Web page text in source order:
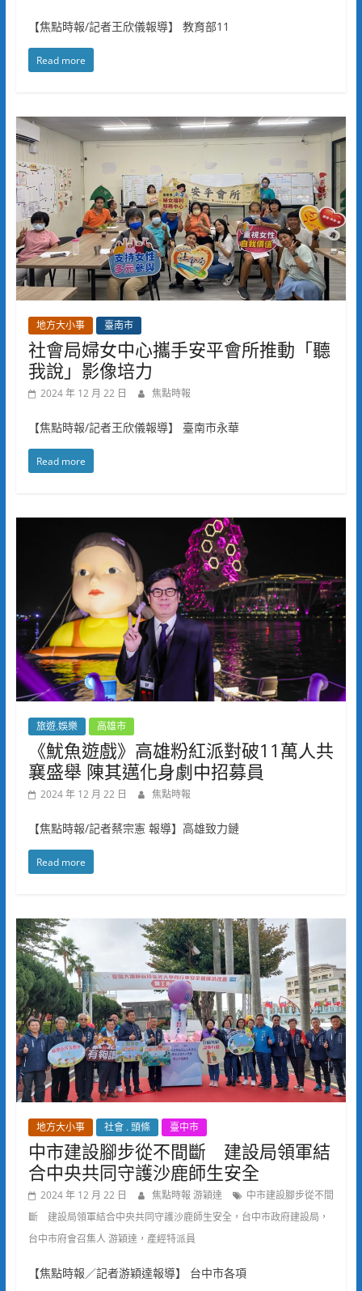
【焦點時報/記者王欣儀報導】 教育部11
Read more
地方大小事 臺南市
社會局婦女中心攜手安平會所推動「聽
我說」影像培力
2024 年 12 月 22 日 焦點時報
【焦點時報/記者王欣儀報導】 臺南市永華
Read more
旅遊.娛樂 高雄市
《魷魚遊戲》高雄粉紅派對破11萬人共
襄盛舉 陳其邁化身劇中招募員
2024 年 12 月 22 日 焦點時報
【焦點時報/記者蔡宗憲 報導】高雄致力鏈
Read more
地方大小事 社會 . 頭條 臺中市
中市建設腳步從不間斷 建設局領軍結
合中央共同守護沙鹿師生安全
2024 年 12 月 22 日 焦點時報 游穎達
中市建設腳步從不間
斷 建設局領軍結合中央共同守護沙鹿師生安全，台中市政府建設局，
台中市府會召集人 游穎達，產經特派員
【焦點時報／記者游穎達報導】 台中市各項